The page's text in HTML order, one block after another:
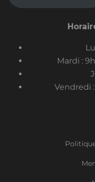
Mardi :
Vendredi